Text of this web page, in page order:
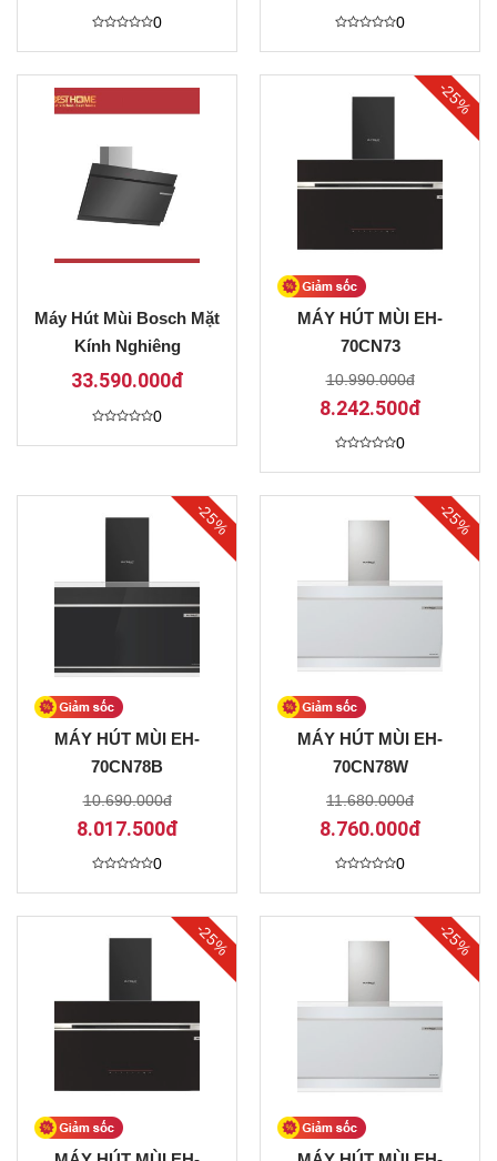
xếp
0
5
sao
0
xếp
0
0
Máy Hút Mùi Bosch Mặt
Kính Nghiêng
HMH.DWK97JQ60B
33.590.000đ
xếp
sao
0
-25%
MÁY HÚT MÙI EH-
70CN73
10.990.000đ
8.242.500đ
xếp
0
sao
0
-25%
MÁY HÚT MÙI EH-
70CN78B
10.690.000đ
8.017.500đ
xếp
0
0
-25%
MÁY HÚT MÙI EH-
70CN78W
11.680.000đ
8.760.000đ
xếp
0
sao
0
-25% -25%